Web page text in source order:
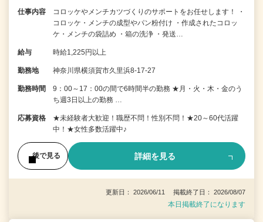
仕事内容
コロッケやメンチカツづくりのサポートをお任せします！ ・
コロッケ・メンチの成型やパン粉付け ・作成されたコロッ
ケ・メンチの袋詰め ・箱の洗浄 ・発送…
給与 時給1,225円以上
勤務地 神奈川県横須賀市久里浜8-17-27
勤務時間
9：00～17：00の間で6時間半の勤務 ★月・火・木・金のう
ち週3日以上の勤務 …
応募資格
★未経験者大歓迎！職歴不問！性別不問！★20～60代活躍
中！★女性多数活躍中♪
後で見る 詳細を見る
更新日： 2026/06/11 掲載終了日： 2026/08/07
本日掲載終了になります